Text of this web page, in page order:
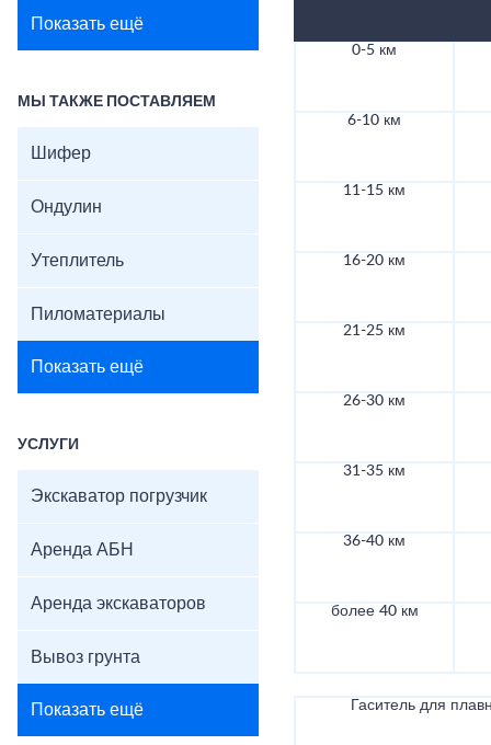
Показать ещё
МЫ ТАКЖЕ ПОСТАВЛЯЕМ
Шифер
Ондулин
Утеплитель
Пиломатериалы
Показать ещё
УСЛУГИ
Экскаватор погрузчик
Аренда АБН
Аренда экскаваторов
Вывоз грунта
Показать ещё
0-5 км
6-10 км
11-15 км
16-20 км
21-25 км
26-30 км
31-35 км
36-40 км
более 40 км
Гаситель для